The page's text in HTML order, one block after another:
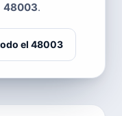
48003.
el 48003